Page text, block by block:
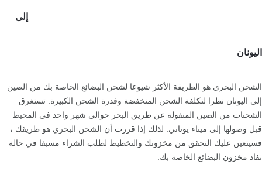
إلى
اليونان
الشحن البحري هو الطريقة الأكثر شيوعا لشحن البضائع الخاصة بك من الصين
إلى اليونان نظرا لتكلفة الشحن المنخفضة وقدرة الشحن الكبيرة. تستغرق
الشحنات من الصين المنقولة عن طريق البحر حوالي شهر واحد في المحيط
قبل وصولها إلى ميناء يوناني. لذلك إذا قررت أن الشحن البحري هو طريقك ،
فسيتعين عليك التحقق من مخزونك والتخطيط لطلب الشراء مسبقا في حالة
نفاد مخزون البضائع الخاصة بك.